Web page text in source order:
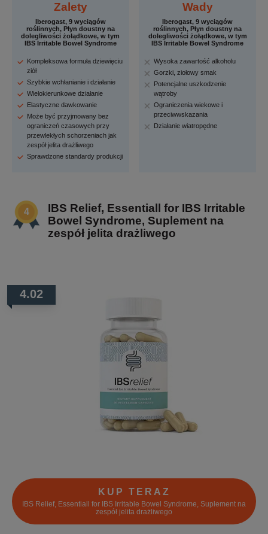
Zalety
Iberogast, 9 wyciągów
roślinnych, Płyn doustny na
dolegliwości żołądkowe, w tym
IBS Irritable Bowel Syndrome
Kompleksowa formuła dziewięciu
ziół
Szybkie wchłanianie i działanie
Wielokierunkowe działanie
Elastyczne dawkowanie
Może być przyjmowany bez
ograniczeń czasowych przy
przewlekłych schorzeniach jak
zespół jelita drażliwego
Sprawdzone standardy produkcji
Wady
Iberogast, 9 wyciągów
roślinnych, Płyn doustny na
dolegliwości żołądkowe, w tym
IBS Irritable Bowel Syndrome
Wysoka zawartość alkoholu
Gorzki, ziołowy smak
Potencjalne uszkodzenie
wątroby
Ograniczenia wiekowe i
przeciwwskazania
Działanie wiatropędne
IBS Relief, Essentiall for IBS Irritable
Bowel Syndrome, Suplement na
zespół jelita drażliwego
4.02
KUP TERAZ
IBS Relief, Essentiall for IBS Irritable Bowel Syndrome, Suplement na
zespół jelita drażliwego